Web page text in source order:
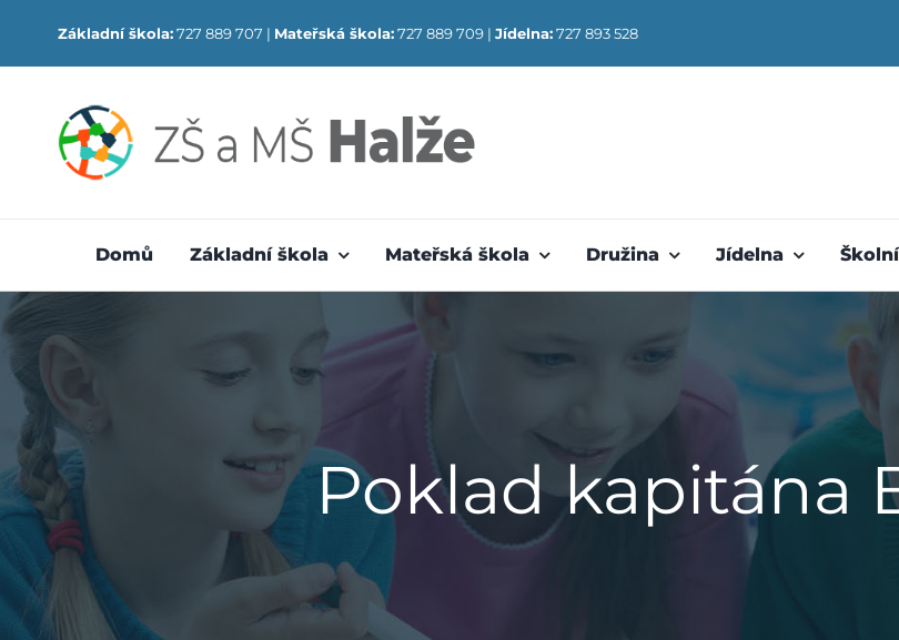
content
Základní škola:727 889 707 | Mateřská škola:727 889 709 | Jídelna:727 893 528
Domů Základní škola Mateřská škola Družina Jídelna
Poklad kapitána